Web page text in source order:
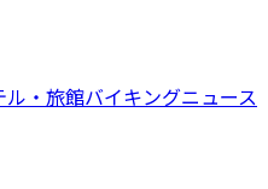
ル・旅館バイキングニュース